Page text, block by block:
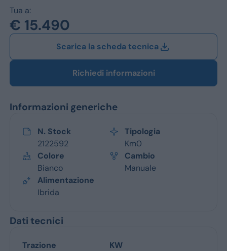
Tua a:
€ 15.490
Scarica la scheda tecnica
Richiedi informazioni
Informazioni generiche
N. Stock
2122592
Tipologia
Km0
Colore
Bianco
Cambio
Manuale
Alimentazione
Ibrida
Dati tecnici
Trazione
KW